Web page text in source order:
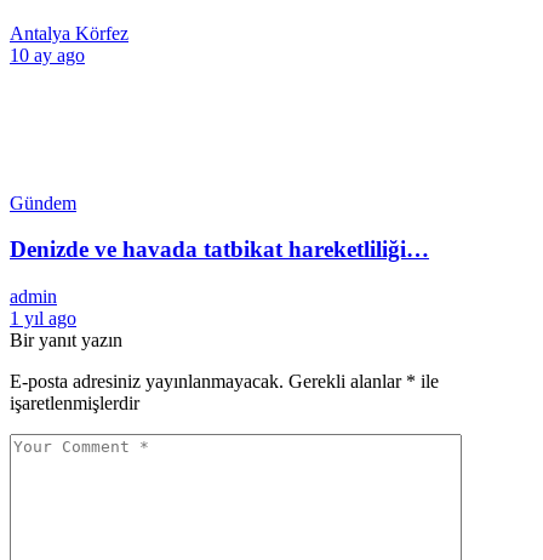
Antalya Körfez
10 ay ago
Gündem
Denizde ve havada tatbikat hareketliliği…
admin
1 yıl ago
Bir yanıt yazın
E-posta adresiniz yayınlanmayacak. Gerekli alanlar * ile
işaretlenmişlerdir